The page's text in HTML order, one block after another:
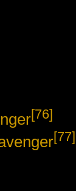
[76]
[77]